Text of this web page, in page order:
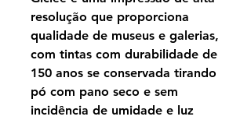
resolução que proporciona
qualidade de museus e galerias,
com tintas com durabilidade de
150 anos se conservada tirando
pó com pano seco e sem
incidência de umidade e luz